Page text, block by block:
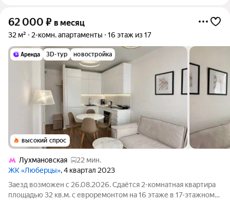
62 000 ₽ в месяц
32 м² 2-комн. апартаменты 16 этаж из 17
3D-тур новостройка
высокий спрос
Лухмановская
22 мин.
ЖК «Люберцы», 4 квартал 2023
Заезд возможен с 26.08.2026. Сдаётся 2-комнатная квартира
площадью 32 кв.м. с евроремонтом на 16 этаже в 17-этажном